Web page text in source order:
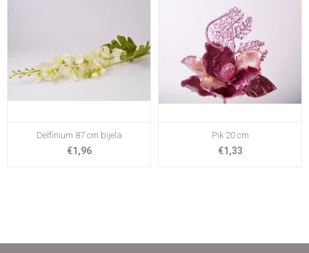
Delfinium 87 cm bijela
€1,96
Pik 20 cm
€1,33